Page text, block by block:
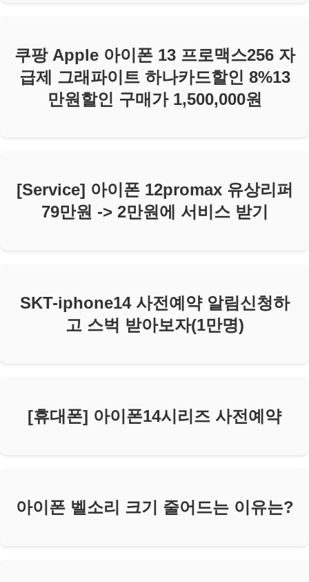
쿠팡 Apple 아이폰 13 프로맥스256 자
급제 그래파이트 하나카드할인 8%13
만원할인 구매가 1,500,000원
[Service] 아이폰 12promax 유상리퍼
79만원 -> 2만원에 서비스 받기
SKT-iphone14 사전예약 알림신청하
고 스벅 받아보자(1만명)
[휴대폰] 아이폰14시리즈 사전예약
아이폰 벨소리 크기 줄어드는 이유는?